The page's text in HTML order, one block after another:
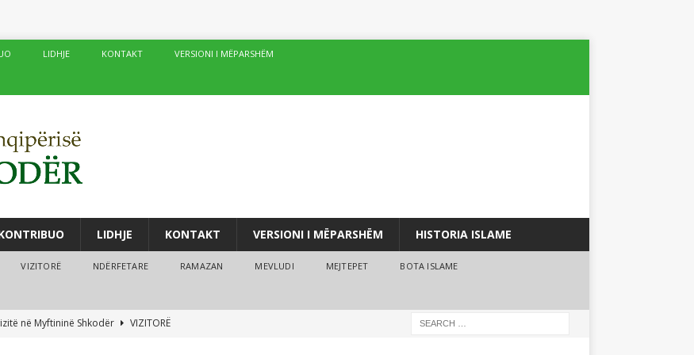
LIDHJE KONTAKT VERSIONI I MËPARSHËM
LIDHJE KONTAKT VERSIONI I MËPARSHËM HISTORIA ISLAME
VIZITORË NDËRFETARE RAMAZAN MEVLUDI MEJTEPET BOTA ISLAME
në Myftininë Shkodër
VIZITORË